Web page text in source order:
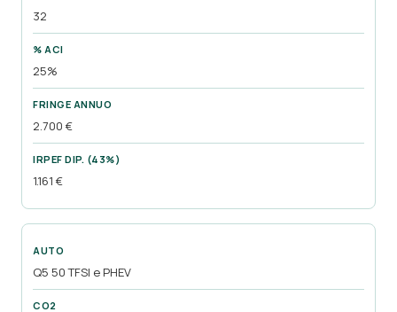
32
25%
2.700 €
1.161 €
Q5 50 TFSI e PHEV